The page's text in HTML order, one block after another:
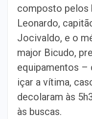
composto pelos
Leonardo,
Jocivaldo, e o
major Bicudo,
equipamentos –
içar a vítima,
decolaram às
às buscas.